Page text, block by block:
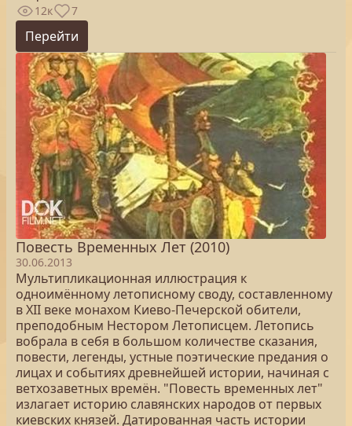
12к 7
Перейти
Повесть Временных Лет (2010)
30.06.2013
Мультипликационная иллюстрация к
одноимённому летописному своду, составленному
в XII веке монахом Киево-Печерской обители,
преподобным Нестором Летописцем. Летопись
вобрала в себя в большом количестве сказания,
повести, легенды, устные поэтические предания о
лицах и событиях древнейшей истории, начиная с
ветхозаветных времён. "Повесть временных лет"
излагает историю славянских народов от первых
киевских князей. Датированная часть истории